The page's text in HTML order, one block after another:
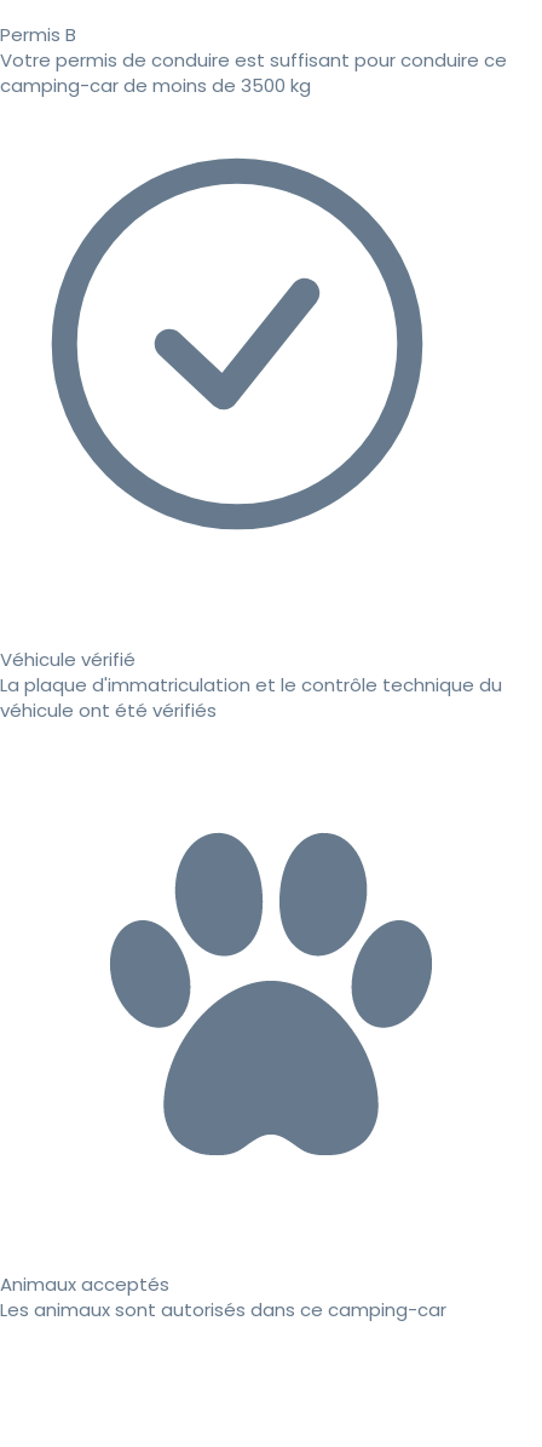
Permis B
Votre permis de conduire est suffisant pour conduire ce
camping-car de moins de 3500 kg
Véhicule vérifié
La plaque d'immatriculation et le contrôle technique du
véhicule ont été vérifiés
Animaux acceptés
Les animaux sont autorisés dans ce camping-car